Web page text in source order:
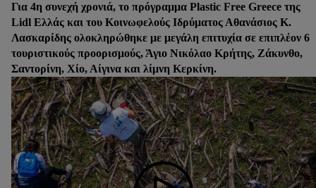
Για 4η συνεχή χρονιά, το πρόγραμμα Plastic Free Greece της
Lidl Eλλάς και του Κοινωφελούς Ιδρύματος Αθανάσιος Κ.
Λασκαρίδης ολοκληρώθηκε με μεγάλη επιτυχία σε επιπλέον 6
τουριστικούς προορισμούς, Άγιο Νικόλαο Κρήτης, Ζάκυνθο,
Σαντορίνη, Χίο, Αίγινα και λίμνη Κερκίνη.